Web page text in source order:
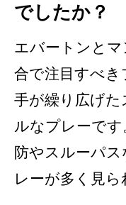
でしたか？
エバートンと
合で注目すべき
手が繰り広げ
ルなプレーで
防やスルーパ
レーが多く見ら